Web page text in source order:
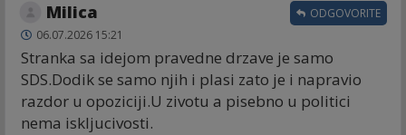
Milica
06.07.2026 15:21
Stranka sa idejom pravedne drzave je samo
SDS.Dodik se samo njih i plasi zato je i napravio
razdor u opoziciji.U zivotu a pisebno u politici
nema iskljucivosti.
ODGOVORITE